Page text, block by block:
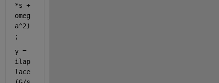
*s +
omeg
a^2)
;
y =
ilap
lace